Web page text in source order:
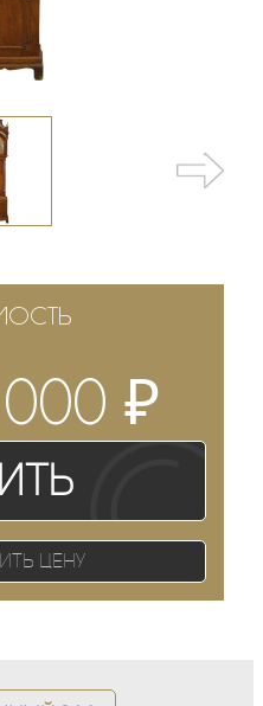
000₽
цену